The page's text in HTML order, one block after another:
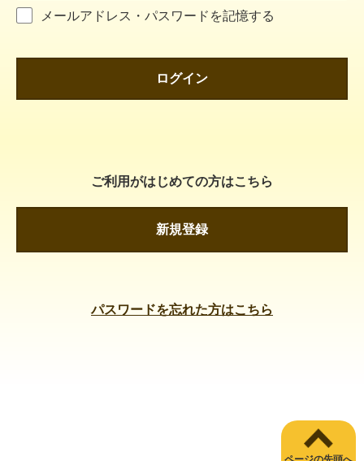
メールアドレス・パスワードを記憶する
ログイン
ご利用がはじめての方はこちら
新規登録
パスワードを忘れた方はこちら